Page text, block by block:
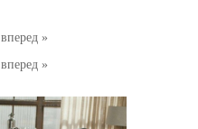
вперед »
вперед »